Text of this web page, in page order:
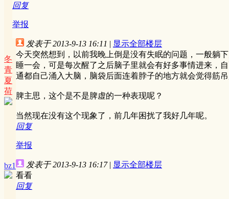
回复
举报
冬
青
夏
荷
发表于 2013-9-13 16:11 | 显示全部楼层
今天突然想到，以前我晚上倒是没有失眠的问题，一般躺
睡一会，可是每次醒了之后脑子里就会有好多事情进来，
通都自己涌入大脑，脑袋后面连着脖子的地方就会觉得筋
脾主思，这个是不是脾虚的一种表现呢？
当然现在没有这个现象了，前几年困扰了我好几年呢。
回复
举报
bz1 发表于 2013-9-13 16:17 | 显示全部楼层
看看
回复